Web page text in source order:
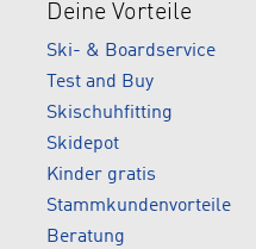
Deine Vorteile
Ski- & Boardservice
Test and Buy
Skischuhfitting
Skidepot
Kinder gratis
Stammkundenvorteile
Beratung